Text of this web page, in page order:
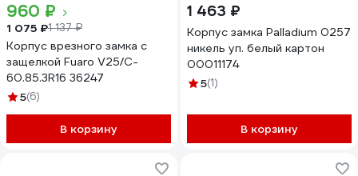
960 ₽
1 075 ₽1 137 ₽
Корпус врезного замка c
защелкой Fuaro V25/C-
60.85.3R16 36247
5(6)
В корзину
1 463 ₽
Корпус замка Palladium 0257
никель уп. белый картон
00011174
5(1)
В корзину